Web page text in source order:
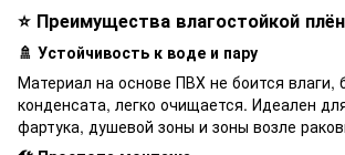
⭐ Преимущества влагостойкой
🚿 Устойчивость к воде и пару
Материал на основе ПВХ не боится влаги,
конденсата, легко очищается. Идеален
фартука, душевой зоны и зоны возле